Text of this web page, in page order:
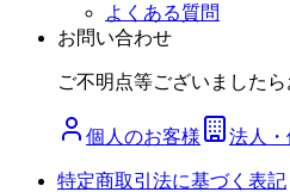
よくある質問
お問い合わせ
ご不明点等ございました
個人のお客様 法人
特定商取引法に基づく表記